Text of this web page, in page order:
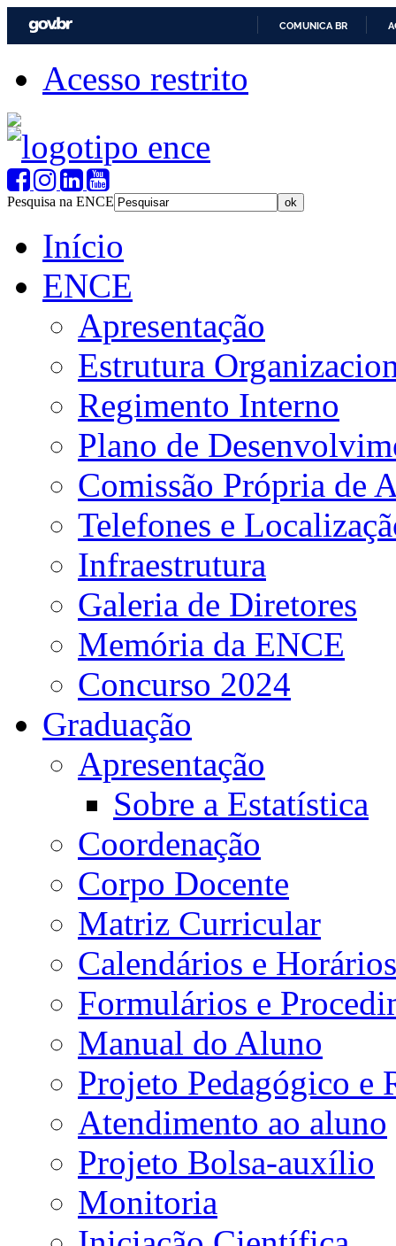
COMUNICA BR
Acesso restrito
Pesquisa na ENCE
Início
ENCE
Apresentação
Estrutura
Regimento Interno
Plano de
Comissão Própria de
Telefones e
Infraestrutura
Galeria de Diretores
Memória da ENCE
Concurso 2024
Graduação
Apresentação
Sobre a Estatística
Coordenação
Corpo Docente
Matriz Curricular
Calendários e Horários
Formulários e
Manual do Aluno
Projeto Pedagógico e
Atendimento ao aluno
Projeto Bolsa-auxílio
Monitoria